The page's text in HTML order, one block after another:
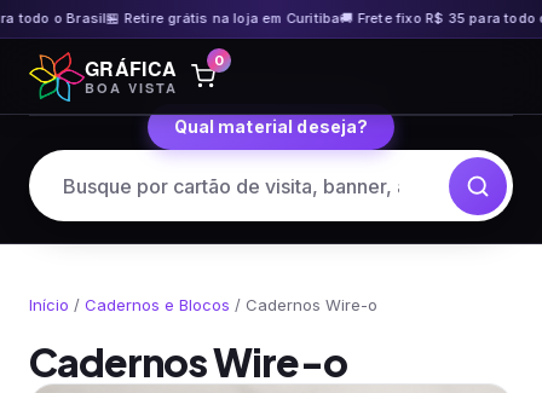
🏪 Retire grátis na loja em Curitiba🚚 Frete fixo R$ 35 para todo o Brasil
Pular
para
o
GRÁFICA
BOA VISTA
0
Qual material deseja?
Início / Cadernos e Blocos / Cadernos Wire-o
Cadernos Wire-o